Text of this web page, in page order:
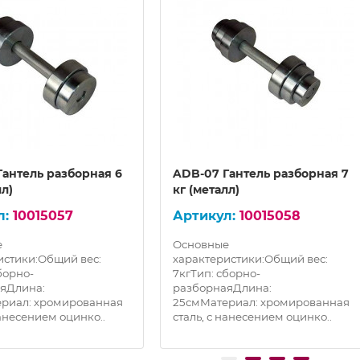
разборная 6
10015057
вес:
хромированная
оцинко..
ADB-07 Гантель разборная 7
кг (металл)
10015058
Основные
характеристики:Общий вес:
7кгТип: сборно-
разборнаяДлина:
25смМатериал: хромированная
сталь, с нанесением оцинко..